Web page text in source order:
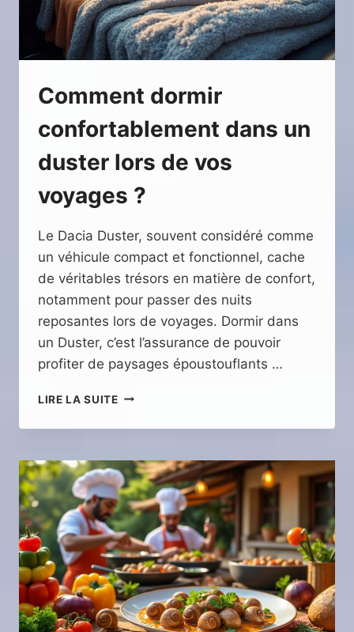
Comment dormir
confortablement dans un
duster lors de vos
voyages ?
Le Dacia Duster, souvent considéré comme
un véhicule compact et fonctionnel, cache
de véritables trésors en matière de confort,
notamment pour passer des nuits
reposantes lors de voyages. Dormir dans
un Duster, c’est l’assurance de pouvoir
profiter de paysages époustouflants …
LIRE LA SUITECOMMENT
CONFORTABLEMENT
UN
DUSTER
LORS
DE
VOS
VOYAGES
?